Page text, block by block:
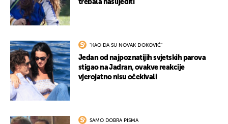
trebala naslijediti
"KAO DA SU NOVAK ĐOKOVIĆ"
Jedan od najpoznatijih svjetskih parova
stigao na Jadran, ovakve reakcije
vjerojatno nisu očekivali
SAMO DOBRA PISMA